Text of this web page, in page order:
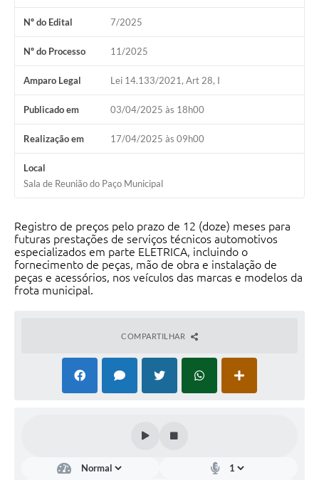
Telefones Úteis
Manual de Gestão Eletrônica Tributária
Nº do Edital 7/2025
Nº do Processo 11/2025
Amparo Legal Lei 14.133/2021, Art 28, I
Publicado em 03/04/2025 às 18h00
Realização em 17/04/2025 às 09h00
Local
Sala de Reunião do Paço Municipal
Registro de preços pelo prazo de 12 (doze) meses para
futuras prestações de serviços técnicos automotivos
especializados em parte ELETRICA, incluindo o
fornecimento de peças, mão de obra e instalação de
peças e acessórios, nos veículos das marcas e modelos da
frota municipal.
COMPARTILHAR